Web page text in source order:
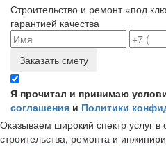
Строительство и ремонт «под
гарантией качества
Заказать смету
Я прочитал и принимаю
соглашения и Политики
Оказываем широкий спектр услуг в
строительства, ремонта и